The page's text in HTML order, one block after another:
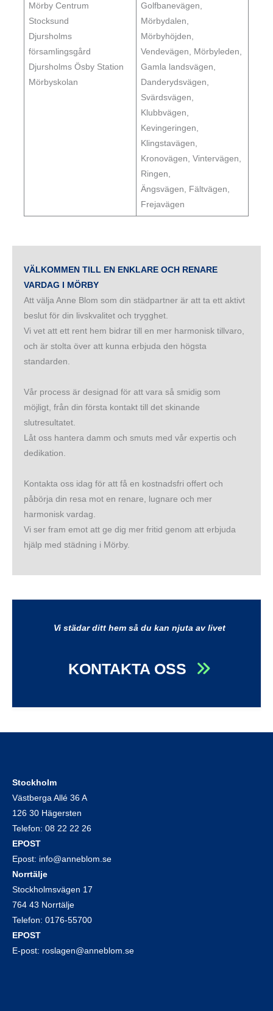
Mörby Centrum
Stocksund
Djursholms
församlingsgård
Djursholms Ösby Station
Mörbyskolan
Golfbanevägen,
Mörbydalen,
Mörbyhöjden,
Vendevägen, Mörbyleden,
Gamla landsvägen,
Danderydsvägen,
Svärdsvägen,
Klubbvägen,
Kevingeringen,
Klingstavägen,
Kronovägen, Vintervägen,
Ringen,
Ängsvägen, Fältvägen,
Frejavägen
VÄLKOMMEN TILL EN ENKLARE OCH RENARE
VARDAG I MÖRBY
Att välja Anne Blom som din städpartner är att ta ett aktivt
beslut för din livskvalitet och trygghet.
Vi vet att ett rent hem bidrar till en mer harmonisk tillvaro,
och är stolta över att kunna erbjuda den högsta
standarden.
Vår process är designad för att vara så smidig som
möjligt, från din första kontakt till det skinande
slutresultatet.
Låt oss hantera damm och smuts med vår expertis och
dedikation.
Kontakta oss idag för att få en kostnadsfri offert och
påbörja din resa mot en renare, lugnare och mer
harmonisk vardag.
Vi ser fram emot att ge dig mer fritid genom att erbjuda
hjälp med städning i Mörby.
Vi städar ditt hem så du kan njuta av livet
KONTAKTA OSS
Stockholm
Västberga Allé 36 A
126 30 Hägersten
Telefon: 08 22 22 26
EPOST
Epost: info@anneblom.se
Norrtälje
Stockholmsvägen 17
764 43 Norrtälje
Telefon: 0176-55700
EPOST
E-post: roslagen@anneblom.se